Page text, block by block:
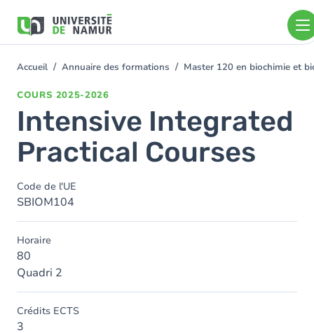
contenu
You
Accueil Annuaire des formations Master 120 en biochimie et
COURS 2025-2026
Intensive Integrated
Practical Courses
Code de l'UE
SBIOM104
Horaire
80
Quadri 2
Crédits ECTS
3